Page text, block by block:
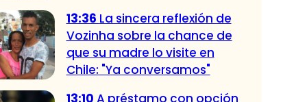
13:36 La sincera reflexión de
Vozinha sobre la chance de
que su madre lo visite en
Chile: "Ya conversamos"